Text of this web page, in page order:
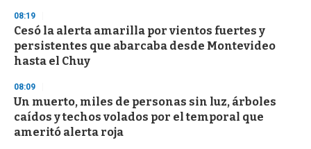
d
s
o
f
3
s
e
c
o
n
08:19
Cesó la alerta amarilla por vientos fuertes y
persistentes que abarcaba desde Montevideo
hasta el Chuy
08:09
Un muerto, miles de personas sin luz, árboles
caídos y techos volados por el temporal que
ameritó alerta roja